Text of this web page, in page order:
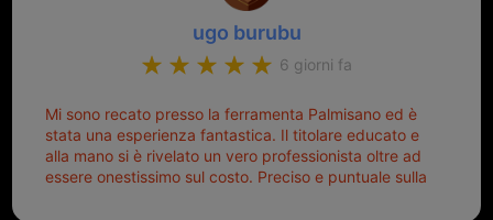
ugo burubu
6 giorni fa
Mi sono recato presso la ferramenta Palmisano ed è
stata una esperienza fantastica. Il titolare educato e
alla mano si è rivelato un vero professionista oltre ad
essere onestissimo sul costo. Preciso e puntuale sulla